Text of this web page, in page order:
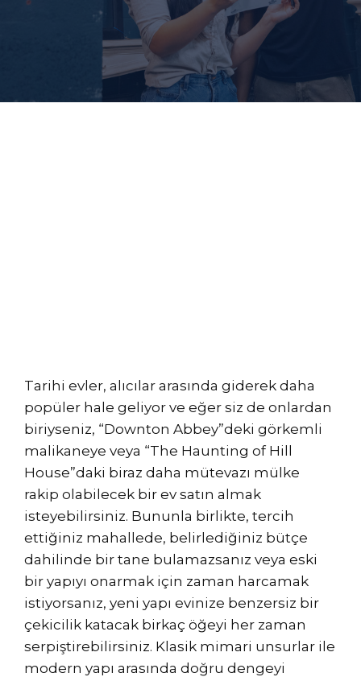
Tarihi evler, alıcılar arasında giderek daha
popüler hale geliyor ve eğer siz de onlardan
biriyseniz, “Downton Abbey”deki görkemli
malikaneye veya “The Haunting of Hill
House”daki biraz daha mütevazı mülke
rakip olabilecek bir ev satın almak
isteyebilirsiniz. Bununla birlikte, tercih
ettiğiniz mahallede, belirlediğiniz bütçe
dahilinde bir tane bulamazsanız veya eski
bir yapıyı onarmak için zaman harcamak
istiyorsanız, yeni yapı evinize benzersiz bir
çekicilik katacak birkaç öğeyi her zaman
serpiştirebilirsiniz. Klasik mimari unsurlar ile
modern yapı arasında doğru dengeyi